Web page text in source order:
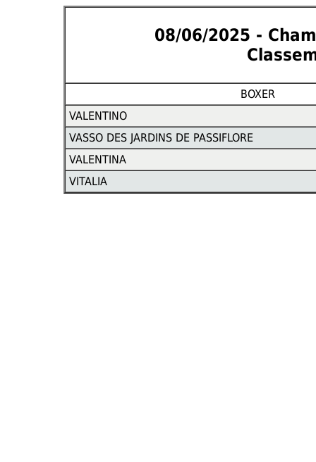
08/06/2025 -
BOXER
VALENTINO
VASSO DES JARDINS DE PASSIFLORE
VALENTINA
VITALIA